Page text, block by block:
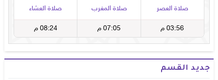
جديد القسم